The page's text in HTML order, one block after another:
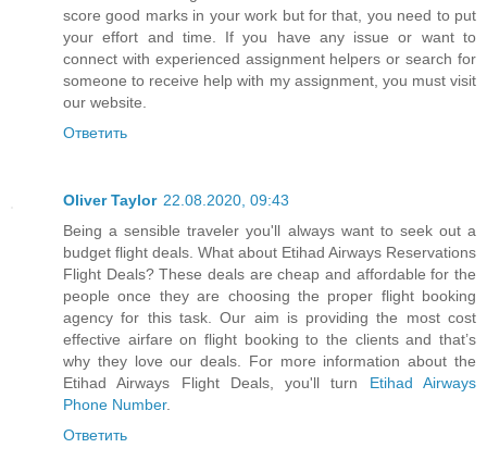
score good marks in your work but for that, you need to put
your effort and time. If you have any issue or want to
connect with experienced assignment helpers or search for
someone to receive help with my assignment, you must visit
our website.
Ответить
Oliver Taylor 22.08.2020, 09:43
Being a sensible traveler you'll always want to seek out a
budget flight deals. What about Etihad Airways Reservations
Flight Deals? These deals are cheap and affordable for the
people once they are choosing the proper flight booking
agency for this task. Our aim is providing the most cost
effective airfare on flight booking to the clients and that’s
why they love our deals. For more information about the
Etihad Airways Flight Deals, you'll turn Etihad Airways
Phone Number.
Ответить